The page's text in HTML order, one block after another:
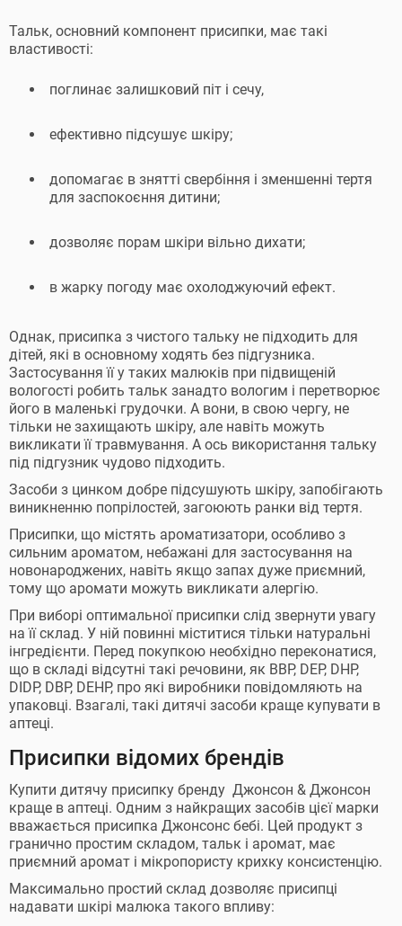
Тальк, основний компонент присипки, має такі
властивості:
поглинає залишковий піт і сечу,
ефективно підсушує шкіру;
допомагає в знятті свербіння і зменшенні тертя
для заспокоєння дитини;
дозволяє порам шкіри вільно дихати;
в жарку погоду має охолоджуючий ефект.
Однак, присипка з чистого тальку не підходить для
дітей, які в основному ходять без підгузника.
Застосування її у таких малюків при підвищеній
вологості робить тальк занадто вологим і перетворює
його в маленькі грудочки. А вони, в свою чергу, не
тільки не захищають шкіру, але навіть можуть
викликати її травмування. А ось використання тальку
під підгузник чудово підходить.
Засоби з цинком добре підсушують шкіру, запобігають
виникненню попрілостей, загоюють ранки від тертя.
Присипки, що містять ароматизатори, особливо з
сильним ароматом, небажані для застосування на
новонароджених, навіть якщо запах дуже приємний,
тому що аромати можуть викликати алергію.
При виборі оптимальної присипки слід звернути увагу
на її склад. У ній повинні міститися тільки натуральні
інгредієнти. Перед покупкою необхідно переконатися,
що в складі відсутні такі речовини, як BBP, DEP, DHP,
DIDP, DBP, DEHP, про які виробники повідомляють на
упаковці. Взагалі, такі дитячі засоби краще купувати в
аптеці.
Присипки відомих брендів
Купити дитячу присипку бренду Джонсон & Джонсон
краще в аптеці. Одним з найкращих засобів цієї марки
вважається присипка Джонсонс бебі. Цей продукт з
гранично простим складом, тальк і аромат, має
приємний аромат і мікропористу крихку консистенцію.
Максимально простий склад дозволяє присипці
надавати шкірі малюка такого впливу: